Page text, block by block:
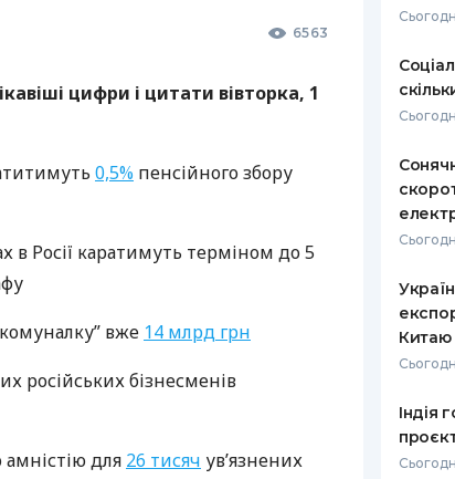
РЕЙТИНГ ДЕБЕТОВИХ
ЩОМІСЯЧНИЙ ОГЛЯД
ПУТІВНИКИ ПО
БАНКІВСЬКИХ КАРТКАХ
ВСІ
ВІДГУКИ
КОМПАНІЇ
КОНТАКТИ
6563
цифри і цитати вівторка, 1
0,5% пенсійного збору
в Росії каратимуть терміном до 5
вже 14 млрд грн
російських бізнесменів
для 26 тисяч ув’язнених
Китаю
Індія